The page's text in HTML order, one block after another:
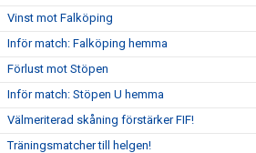
Vinst mot Falköping
Inför match: Falköping hemma
Förlust mot Stöpen
Inför match: Stöpen U hemma
Välmeriterad skåning förstärker FIF!
Träningsmatcher till helgen!